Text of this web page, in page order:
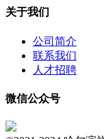
关于我们
公司简介
联系我们
人才招聘
微信公众号